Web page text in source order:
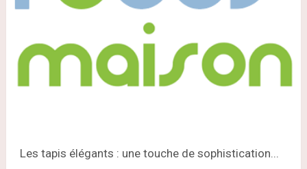
Les tapis élégants : une touche de sophistication...